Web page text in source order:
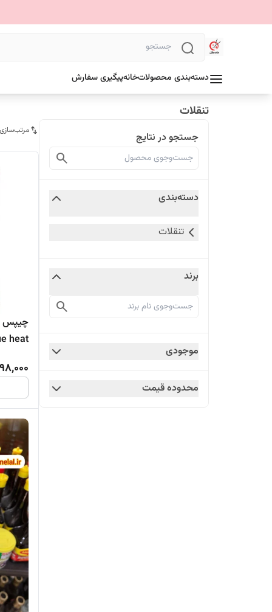
دسته‌بندی محصولاتخانهپیگیری سفارش
تنقلات
جستجو در نتایج
دسته‌بندی
تنقلات
برند
موجودی
محدوده قیمت
heat